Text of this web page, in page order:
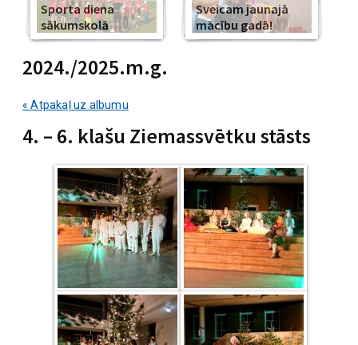
Sporta diena
sākumskolā
Sveicam jaunajā
mācību gadā!
2024./2025.m.g.
« Atpakaļ uz albumu
4. – 6. klašu Ziemassvētku stāsts